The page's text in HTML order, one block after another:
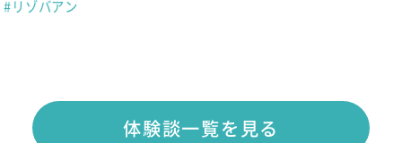
#リゾバアン
体験談一覧を見る